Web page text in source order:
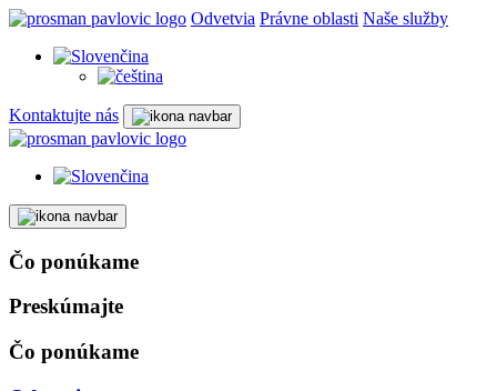
Odvetvia Právne oblasti Naše služby
Kontaktujte nás
Čo ponúkame
Preskúmajte
Čo ponúkame